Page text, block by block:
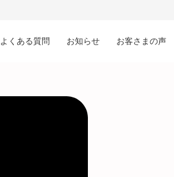
よくある質問 お知らせ お客さまの声